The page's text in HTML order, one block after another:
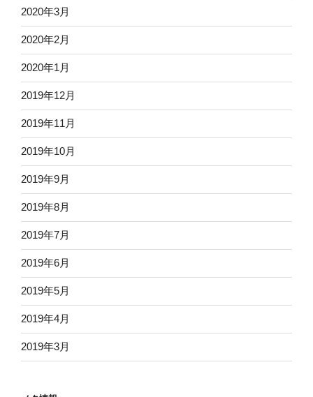
2020年3月
2020年2月
2020年1月
2019年12月
2019年11月
2019年10月
2019年9月
2019年8月
2019年7月
2019年6月
2019年5月
2019年4月
2019年3月